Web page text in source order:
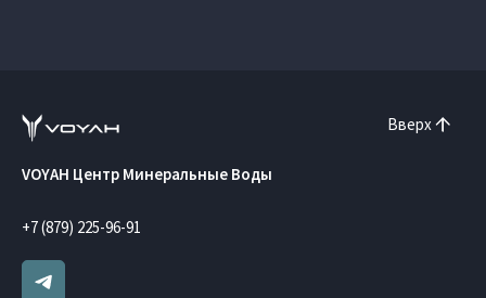
Вверх
VOYAH Центр Минеральные Воды
+7 (879) 225-96-91